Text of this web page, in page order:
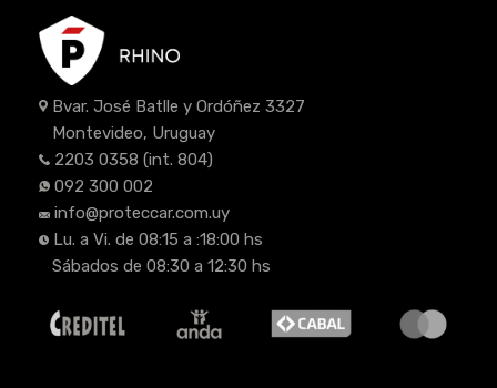
Bvar. José Batlle y Ordóñez 3327
Montevideo, Uruguay
2203 0358 (int. 804)
092 300 002
info@proteccar.com.uy
Lu. a Vi. de 08:15 a :18:00 hs
Sábados de 08:30 a 12:30 hs